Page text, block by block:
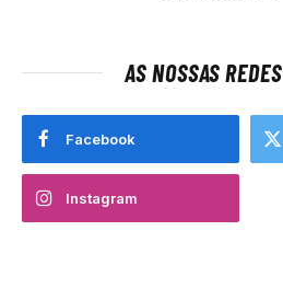
AS NOSSAS
Facebook
Instagram